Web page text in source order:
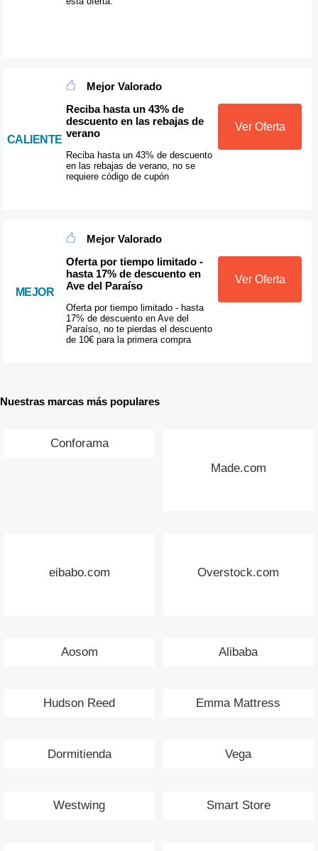
CALIENTE
Mejor Valorado
Reciba hasta un 43% de
descuento en las rebajas de
verano
Reciba hasta un 43% de descuento
en las rebajas de verano, no se
requiere código de cupón
Ver Oferta
MEJOR
Mejor Valorado
Oferta por tiempo limitado -
hasta 17% de descuento en
Ave del Paraíso
Oferta por tiempo limitado - hasta
17% de descuento en Ave del
Paraíso, no te pierdas el descuento
de 10€ para la primera compra
Ver Oferta
Nuestras marcas más populares
Conforama
Made.com
eibabo.com Overstock.com
Aosom Alibaba
Hudson Reed Emma Mattress
Dormitienda Vega
Westwing Smart Store